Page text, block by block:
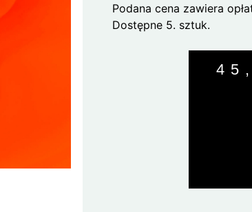
Podana cena zawiera
Dostępne 5. sztuk.